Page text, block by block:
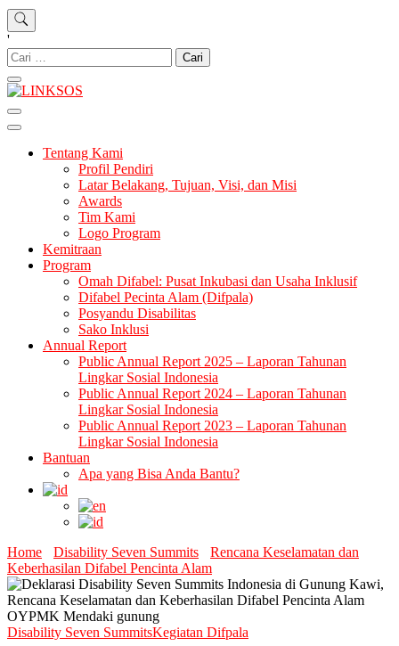
'
Tentang Kami
Profil Pendiri
Latar Belakang, Tujuan, Visi, dan Misi
Awards
Tim Kami
Logo Program
Kemitraan
Program
Omah Difabel: Pusat Inkubasi dan Usaha Inklusif
Difabel Pecinta Alam (Difpala)
Posyandu Disabilitas
Sako Inklusi
Annual Report
Public Annual Report 2025 – Laporan Tahunan
Lingkar Sosial Indonesia
Public Annual Report 2024 – Laporan Tahunan
Lingkar Sosial Indonesia
Public Annual Report 2023 – Laporan Tahunan
Lingkar Sosial Indonesia
Bantuan
Apa yang Bisa Anda Bantu?
Home Disability Seven Summits
Rencana Keselamatan dan
Keberhasilan Difabel Pencinta Alam
Disability Seven SummitsKegiatan Difpala